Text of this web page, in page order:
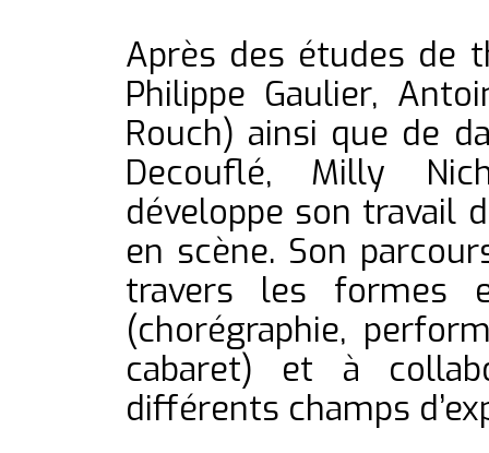
Après des études de
Philippe Gaulier,
Rouch) ainsi que de
Decouflé, Milly
développe son travail
en scène. Son
travers les formes
(chorégraphie,
cabaret) et à
différents champs